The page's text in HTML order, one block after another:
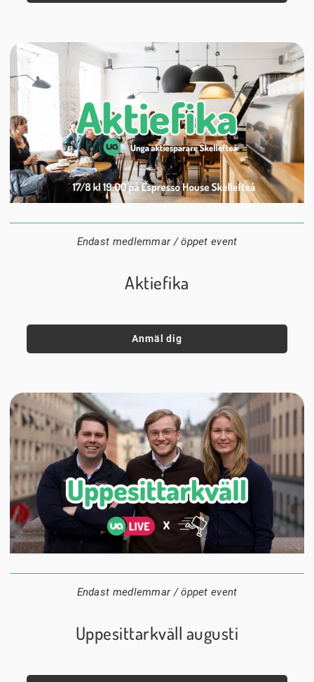
17 augusti
19:00
Espresso house Skellefteå
Endast medlemmar / öppet event
Aktiefika
Anmäl dig
24 augusti
20:00
Endast medlemmar / öppet event
Uppesittarkväll augusti